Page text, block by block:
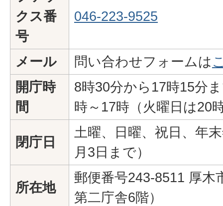
クス番
号
046-223-9525
メール 問い合わせフォームは
開庁時
間
8時30分から17時15分
時～17時（火曜日は20
閉庁日
土曜、日曜、祝日、年
月3日まで）
所在地
郵便番号243-8511 厚木
第二庁舎6階）